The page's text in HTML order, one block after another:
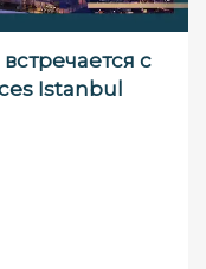
с
Istanbul